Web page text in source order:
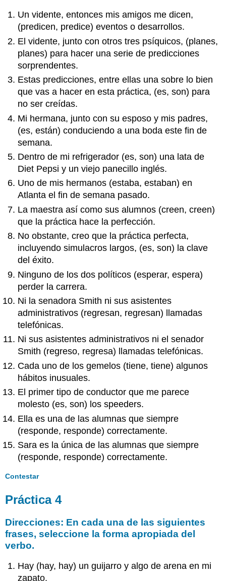
Un vidente, entonces mis amigos me dicen,
(predicen, predice) eventos o desarrollos.
El vidente, junto con otros tres psíquicos, (planes,
planes) para hacer una serie de predicciones
sorprendentes.
Estas predicciones, entre ellas una sobre lo bien
que vas a hacer en esta práctica, (es, son) para
no ser creídas.
Mi hermana, junto con su esposo y mis padres,
(es, están) conduciendo a una boda este fin de
semana.
Dentro de mi refrigerador (es, son) una lata de
Diet Pepsi y un viejo panecillo inglés.
Uno de mis hermanos (estaba, estaban) en
Atlanta el fin de semana pasado.
La maestra así como sus alumnos (creen, creen)
que la práctica hace la perfección.
No obstante, creo que la práctica perfecta,
incluyendo simulacros largos, (es, son) la clave
del éxito.
Ninguno de los dos políticos (esperar, espera)
perder la carrera.
Ni la senadora Smith ni sus asistentes
administrativos (regresan, regresan) llamadas
telefónicas.
Ni sus asistentes administrativos ni el senador
Smith (regreso, regresa) llamadas telefónicas.
Cada uno de los gemelos (tiene, tiene) algunos
hábitos inusuales.
El primer tipo de conductor que me parece
molesto (es, son) los speeders.
Ella es una de las alumnas que siempre
(responde, responde) correctamente.
Sara es la única de las alumnas que siempre
(responde, responde) correctamente.
Contestar
Práctica 4
Direcciones: En cada una de las siguientes
frases, seleccione la forma apropiada del
verbo.
Hay (hay, hay) un guijarro y algo de arena en mi
zapato.